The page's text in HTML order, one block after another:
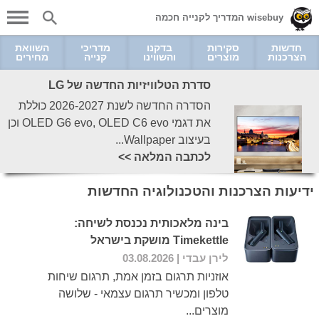
wisebuy המדריך לקנייה חכמה
חדשות
הצרכנות
סקירות
מוצרים
בדקנו
והשווינו
מדריכי
קנייה
השוואת
מחירים
סדרת הטלוויזיות החדשה של LG
הסדרה החדשה לשנת 2026-2027 כוללת
את דגמי OLED G6 evo, OLED C6 evo וכן
בעיצוב Wallpaper...
לכתבה המלאה >>
ידיעות הצרכנות והטכנולוגיה החדשות
בינה מלאכותית נכנסת לשיחה:
Timekettle מושקת בישראל
לירן עבדי | 03.08.2026
אוזניות תרגום בזמן אמת, תרגום שיחות
טלפון ומכשיר תרגום עצמאי - שלושה
מוצרים...